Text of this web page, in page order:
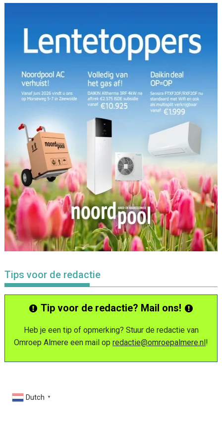
Tips voor de redactie
Tip voor de redactie? Mail ons!
Heb je een tip of opmerking? Stuur de redactie van
Omroep Almere een mail op redactie@omroepalmere.nl!
Dutch ▼